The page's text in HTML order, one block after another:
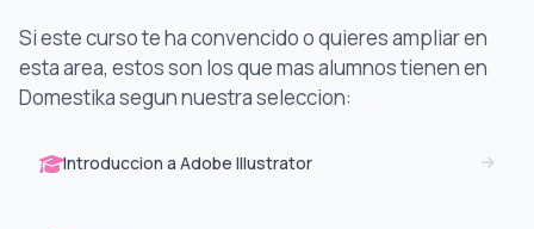
Si este curso te ha convencido o quieres ampliar en
esta area, estos son los que mas alumnos tienen en
Domestika segun nuestra seleccion:
Introduccion a Adobe Illustrator